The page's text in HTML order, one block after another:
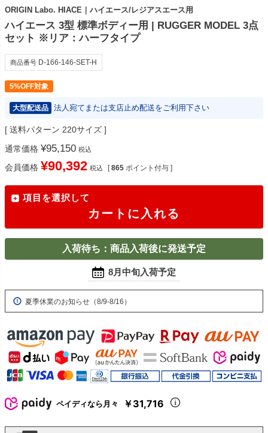
ORIGIN Labo. HIACE｜ハイエース/レジアスエース用
ハイエース 3型 標準ボディー用 | RUGGER MODEL 3点
セット ※リア：ハーフタイプ
商品番号 D-166-146-SET-H
5%OFF対象
大型配送品 法人宛てまたは支店止め配送をご利用下さい
送料パターン 220サイズ
通常価格 ¥95,150 税込
会員価格 ¥90,392 税込 [ 865 ポイント付与 ]
項目を選択して
カートに入れる
入荷待ち：商品入荷後に発送予定
8月中旬入荷予定
夏季休業のお知らせ（8/9-8/16）
ペイディなら月々 ￥31,716